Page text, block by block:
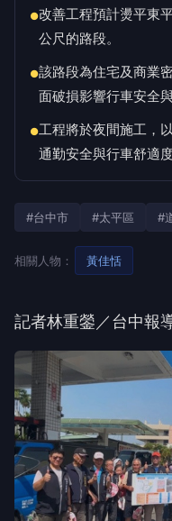
●改善工程預計燙平東
公尺的路段。
●該路段為住宅及商業
面破損影響行車安全與
●工程將於夜間施工，
通勤安全與行車舒適度
#台中市 #太平區 #
相關人物： 黃佳恬
記者林重鎣／台中報